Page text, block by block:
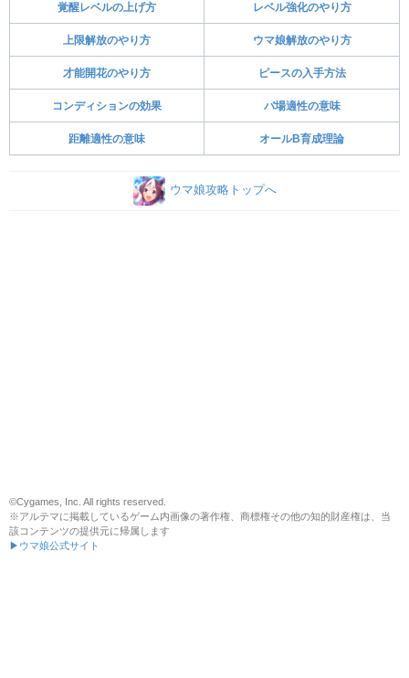
覚醒レベルの上げ方 レベル強化のやり方
上限解放のやり方 ウマ娘解放のやり方
才能開花のやり方 ピースの入手方法
コンディションの効果 バ場適性の意味
距離適性の意味 オールB育成理論
ウマ娘攻略トップへ
©Cygames, Inc. All rights reserved.
※アルテマに掲載しているゲーム内画像の著作権、商標権その他の知的財産権は、当
該コンテンツの提供元に帰属します
▶ウマ娘公式サイト